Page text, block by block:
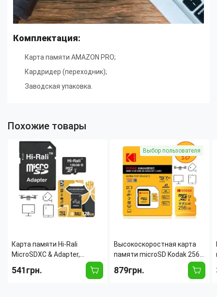
Комплектация:
Карта памяти AMAZON PRO;
Кардридер (переходник);
Заводская упаковка.
Похожие товары
Карта памяти Hi-Rali
MicroSDXC & Adapter,
интерфейс UHS-3, скорость
Class 10, объем 128Gb,
541грн.
Выбор пользователя
Высокоскоростная карта
памяти microSD Kodak 256
GB class 10 с адаптером
879грн.